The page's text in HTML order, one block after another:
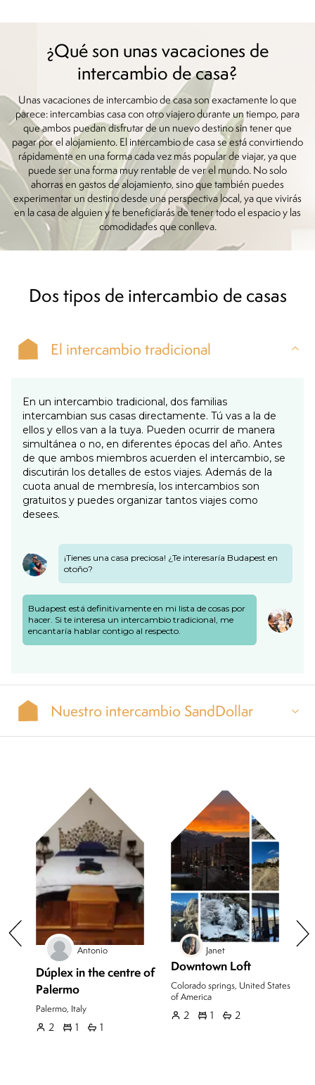
¿Qué son unas vacaciones de
intercambio de casa?
Unas vacaciones de intercambio de casa son exactamente lo que
parece: intercambias casa con otro viajero durante un tiempo, para
que ambos puedan disfrutar de un nuevo destino sin tener que
pagar por el alojamiento. El intercambio de casa se está convirtiendo
rápidamente en una forma cada vez más popular de viajar, ya que
puede ser una forma muy rentable de ver el mundo. No solo
ahorras en gastos de alojamiento, sino que también puedes
experimentar un destino desde una perspectiva local, ya que vivirás
en la casa de alguien y te beneficiarás de tener todo el espacio y las
comodidades que conlleva.
Dos tipos de intercambio de casas
El intercambio tradicional
En un intercambio tradicional, dos familias
intercambian sus casas directamente. Tú vas a la de
ellos y ellos van a la tuya. Pueden ocurrir de manera
simultánea o no, en diferentes épocas del año. Antes
de que ambos miembros acuerden el intercambio, se
discutirán los detalles de estos viajes. Además de la
cuota anual de membresía, los intercambios son
gratuitos y puedes organizar tantos viajes como
desees.
¡Tienes una casa preciosa! ¿Te interesaría Budapest en
otoño?
Budapest está definitivamente en mi lista de cosas por
hacer. Si te interesa un intercambio tradicional, me
encantaría hablar contigo al respecto.
Nuestro intercambio SandDollar
Antonio
Dúplex in the centre of
Palermo
Palermo, Italy
2 1 1
Janet
Downtown Loft
Colorado springs, United States
of America
2 1 2